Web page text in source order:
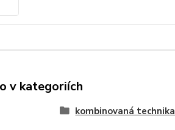
v kategoriích
kombinovaná technika